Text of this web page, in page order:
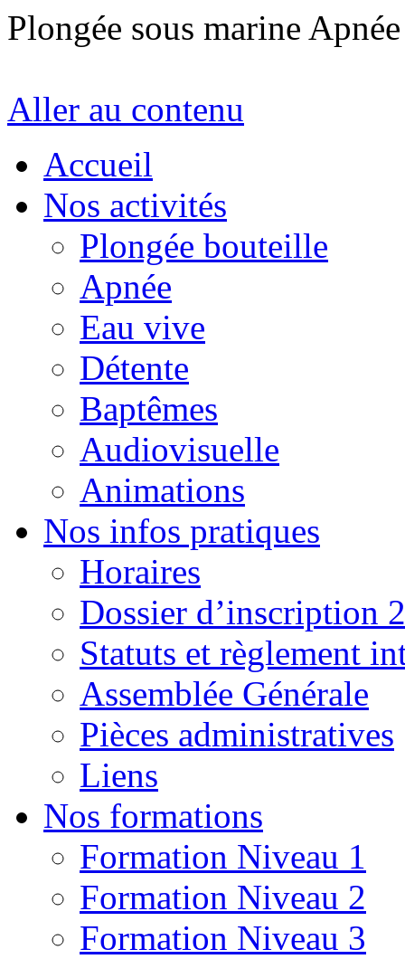
Plongée sous marine
Aller au contenu
Accueil
Nos activités
Plongée bouteille
Apnée
Eau vive
Détente
Baptêmes
Audiovisuelle
Animations
Nos infos pratiques
Horaires
Dossier d’inscription
Statuts et règlement
Assemblée Générale
Pièces administratives
Liens
Nos formations
Formation Niveau 1
Formation Niveau 2
Formation Niveau 3